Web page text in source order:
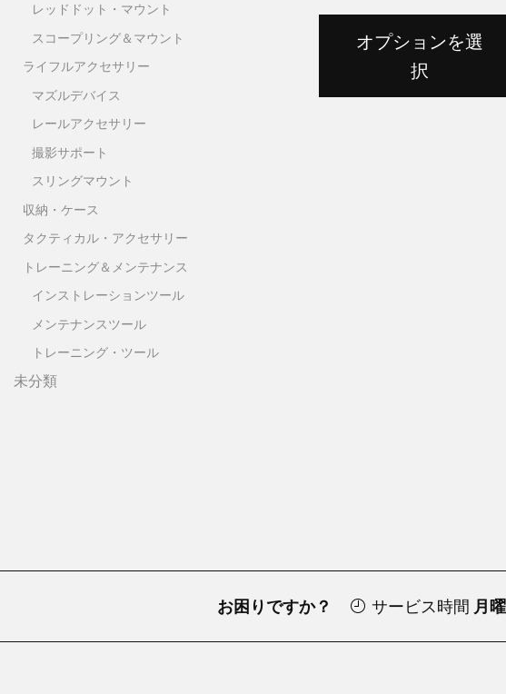
オプションを選
択
レッドドット・マウント
スコープリング＆マウント
ライフルアクセサリー
マズルデバイス
レールアクセサリー
撮影サポート
スリングマウント
収納・ケース
タクティカル・アクセサリー
トレーニング＆メンテナンス
インストレーションツール
メンテナンスツール
トレーニング・ツール
未分類
お困りですか？ サービス時間 月